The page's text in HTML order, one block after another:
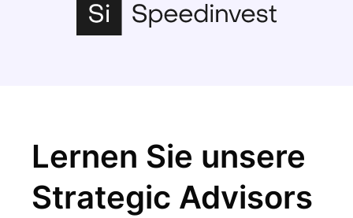
Lernen Sie unsere
Strategic Advisors